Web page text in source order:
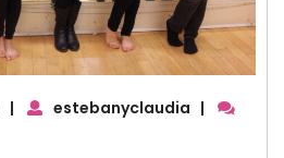
01| estebanyclaudia |